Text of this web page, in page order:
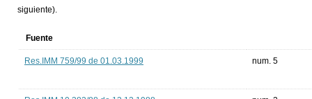
siguiente).
Fuente
Res.IMM 759/99 de 01.03.1999 num. 5